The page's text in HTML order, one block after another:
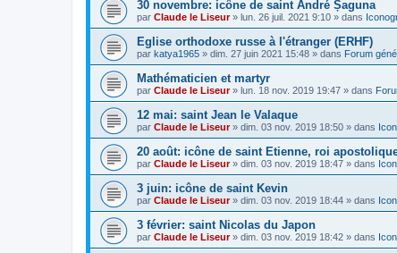
30 novembre: icône de saint André Șaguna
par Claude le Liseur» lun. 26 juil. 2021 9:10 » dans
Eglise orthodoxe russe à l'étranger (ERHF)
par katya1965 » dim. 27 juin 2021 15:48 » dans Forum
Mathématicien et martyr
par Claude le Liseur» lun. 18 nov. 2019 19:47 » dans
12 mai: saint Jean le Valaque
par Claude le Liseur» dim. 03 nov. 2019 18:50 » dans
20 août: icône de saint Etienne, roi
par Claude le Liseur» dim. 03 nov. 2019 18:47 » dans
3 juin: icône de saint Kevin
par Claude le Liseur» dim. 03 nov. 2019 18:44 » dans
3 février: saint Nicolas du Japon
par Claude le Liseur» dim. 03 nov. 2019 18:42 » dans